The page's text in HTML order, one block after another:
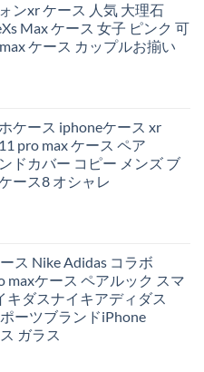
ンxr ケース 人気 大理石
Max ケース 女子 ピンク 可
ケース カップルお揃い
ケース iphoneケース xr
pro max ケース ペア
ドカバー コピー メンズ ブ
ース8 オシャレ
ス Nike Adidas コラボ
ケース ペアルック スマ
キダスナイキアディダス
ーツブランドiPhone
ガラス